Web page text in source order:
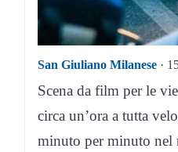
San Giuliano Milanese ·
Scena da film per le
circa un’ora a tutta
minuto per minuto nel